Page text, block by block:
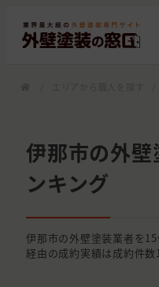
伊那市の外
ンキング
伊那市の外壁塗装業者を
経由の成約実績は成約件数